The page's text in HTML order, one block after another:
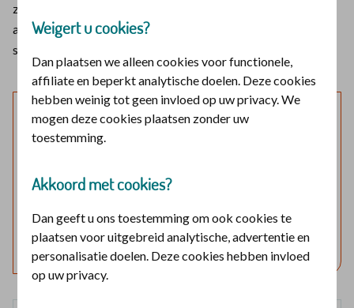
zorgverzekeraar heeft hiervoor een vergoeding uit de
aanvullende verzekering. Een bril of contactlens helpt om
scherp te zien.
Laat mijn verzekering zien
Log in met DigiD
Geen DigiD? Vraag aan
Weigert u cookies?
Dan plaatsen we alleen cookies voor functionele,
affiliate en beperkt analytische doelen. Deze cookies
hebben weinig tot geen invloed op uw privacy. We
mogen deze cookies plaatsen zonder uw
toestemming.
Akkoord met cookies?
Dan geeft u ons toestemming om ook cookies te
plaatsen voor uitgebreid analytische, advertentie en
personalisatie doelen. Deze cookies hebben invloed
op uw privacy.